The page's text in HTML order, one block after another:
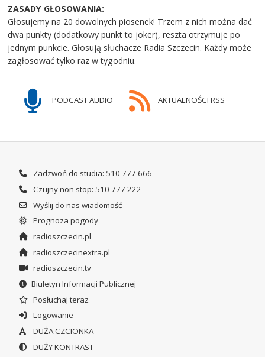
ZASADY GŁOSOWANIA:
Głosujemy na 20 dowolnych piosenek! Trzem z nich można dać
dwa punkty (dodatkowy punkt to joker), reszta otrzymuje po
jednym punkcie. Głosują słuchacze Radia Szczecin. Każdy może
zagłosować tylko raz w tygodniu.
PODCAST AUDIO AKTUALNOŚCI RSS
Zadzwoń do studia: 510 777 666
Czujny non stop: 510 777 222
Wyślij do nas wiadomość
Prognoza pogody
radioszczecin.pl
radioszczecinextra.pl
radioszczecin.tv
Biuletyn Informacji Publicznej
Posłuchaj teraz
Logowanie
DUŻA CZCIONKA
DUŻY KONTRAST